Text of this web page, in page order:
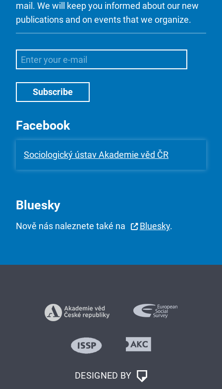
mail. We will keep you informed about our new
publications and on events that we organize.
Facebook
Sociologický ústav Akademie věd ČR
Bluesky
Nově nás naleznete také na Bluesky.
DESIGNED BY